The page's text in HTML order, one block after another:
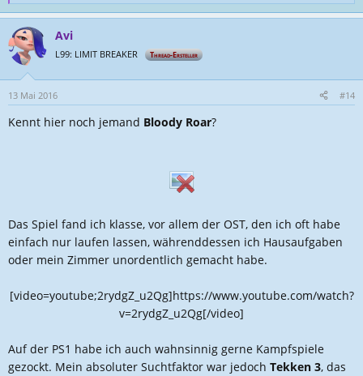
e
k
t
o
n
e
n
Avi
L99: LIMIT BREAKER Thread-Ersteller
13 Mai 2016 #14
Kennt hier noch jemand Bloody Roar?
Das Spiel fand ich klasse, vor allem der OST, den ich oft habe
einfach nur laufen lassen, währenddessen ich Hausaufgaben
oder mein Zimmer unordentlich gemacht habe.
[video=youtube;2rydgZ_u2Qg]https://www.youtube.com/watch?
v=2rydgZ_u2Qg[/video]​
Auf der PS1 habe ich auch wahnsinnig gerne Kampfspiele
gezockt. Mein absoluter Suchtfaktor war jedoch Tekken 3, das